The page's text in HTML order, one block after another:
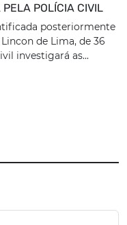
PELA POLÍCIA CIVIL
posteriormente
de Lima, de 36
investigará as...